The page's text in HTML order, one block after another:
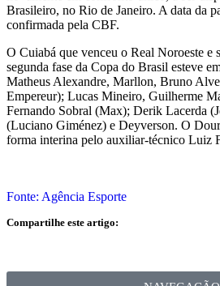
Brasileiro, no Rio de Janeiro. A data da
confirmada pela CBF.
O Cuiabá que venceu o Real Noroeste e
segunda fase da Copa do Brasil esteve
Matheus Alexandre, Marllon, Bruno
Empereur); Lucas Mineiro, Guilherme
Fernando Sobral (Max); Derik Lacerda
(Luciano Giménez) e Deyverson. O
forma interina pelo auxiliar-técnico Luiz
Fonte: Agência Esporte
Compartilhe este artigo: